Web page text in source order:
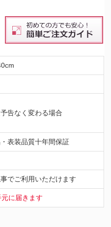
告なく変わる場合
表装品質十年間保証
でご利用いただけます
に届きます